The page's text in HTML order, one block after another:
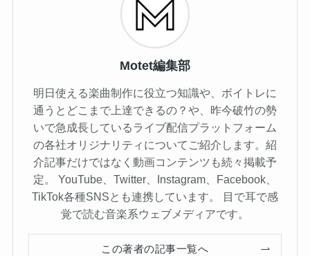
Motet編集部
明日使える楽曲制作に役立つ知識や、ボイトレに
通うとどこまで上達できるの？や、昨今破竹の勢
いで急成長しているライブ配信プラットフォーム
の各社オリジナリティについてご紹介します。紹
介記事だけではなく動画コンテンツも続々掲載予
定。 YouTube、Twitter、Instagram、Facebook、
TikTok各種SNSとも連携しています。 目で耳で感
覚で読む音楽系ウェブメディアです。
この著者の記事一覧へ